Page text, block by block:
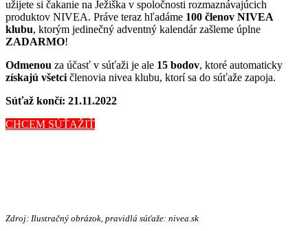
užijete si čakanie na Ježiška v spoločnosti rozmaznávajúcich
produktov NIVEA. Práve teraz hľadáme 100 členov NIVEA
klubu, ktorým jedinečný adventný kalendár zašleme úplne
ZADARMO!
Odmenou za účasť v súťaži je ale 15 bodov, ktoré automaticky
získajú všetci členovia nivea klubu, ktorí sa do súťaže zapoja.
Súťaž končí: 21.11.2022
CHCEM SÚŤAŽIŤ
Zdroj: Ilustračný obrázok, pravidlá súťaže: nivea.sk